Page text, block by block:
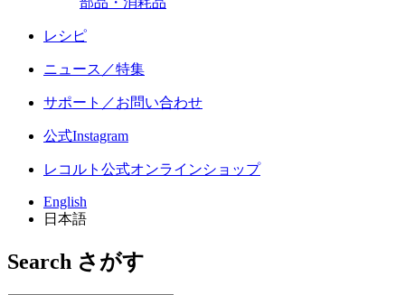
レシピ
ニュース／特集
サポート／お問い合わせ
公式Instagram
レコルト公式オンラインショップ
English
日本語
Search さがす